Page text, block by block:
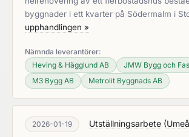
byggnader i ett kvarter på Södermalm i
upphandlingen »
Nämnda leverantörer:
Heving & Hägglund AB
JMW Bygg och
M3 Bygg AB
Metrolit Byggnads AB
2026-01-19 Utställningsarbete (